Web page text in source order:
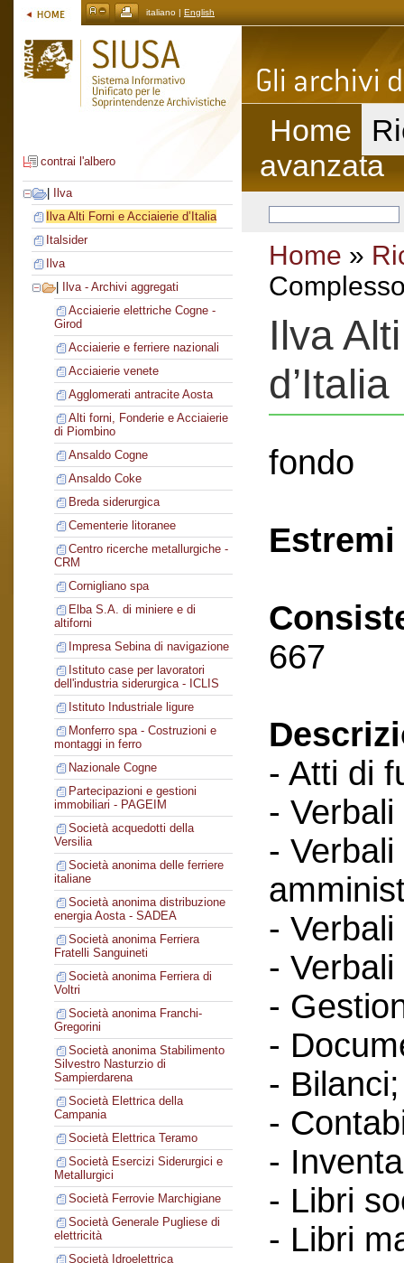
italiano | English
contrai l'albero
Ilva
Ilva Alti Forni e Acciaierie d’Italia
Italsider
Ilva
Ilva - Archivi aggregati
Acciaierie elettriche Cogne -
Girod
Acciaierie e ferriere nazionali
Acciaierie venete
Agglomerati antracite Aosta
Alti forni, Fonderie e Acciaierie
di Piombino
Ansaldo Cogne
Ansaldo Coke
Breda siderurgica
Cementerie litoranee
Centro ricerche metallurgiche -
CRM
Cornigliano spa
Elba S.A. di miniere e di
altiforni
Impresa Sebina di navigazione
Istituto case per lavoratori
dell'industria siderurgica - ICLIS
Istituto Industriale ligure
Monferro spa - Costruzioni e
montaggi in ferro
Nazionale Cogne
Partecipazioni e gestioni
immobiliari - PAGEIM
Società acquedotti della
Versilia
Società anonima delle ferriere
italiane
Società anonima distribuzione
energia Aosta - SADEA
Società anonima Ferriera
Fratelli Sanguineti
Società anonima Ferriera di
Voltri
Società anonima Franchi-
Gregorini
Società anonima Stabilimento
Silvestro Nasturzio di
Sampierdarena
Società Elettrica della
Campania
Società Elettrica Teramo
Società Esercizi Siderurgici e
Metallurgici
Società Ferrovie Marchigiane
Società Generale Pugliese di
elettricità
Società Idroelettrica
Home
avanzata
Home »
Ilva
d’Italia
fondo
667
- Atti di
-
-
-
-
-
-
- Bilanci;
-
-
- Libri
- Libri